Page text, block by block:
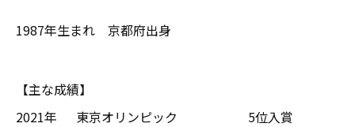
1987年生まれ 京都府出身
【主な成績】
2021年
東京オリンピック 5位入賞